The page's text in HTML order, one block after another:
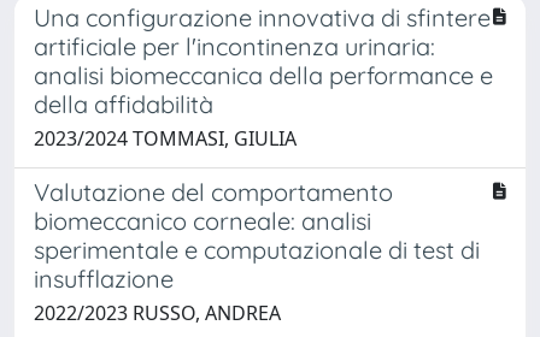
Una configurazione innovativa di sfintere
artificiale per l'incontinenza urinaria:
analisi biomeccanica della performance e
della affidabilità
2023/2024 TOMMASI, GIULIA
Valutazione del comportamento
biomeccanico corneale: analisi
sperimentale e computazionale di test di
insufflazione
2022/2023 RUSSO, ANDREA